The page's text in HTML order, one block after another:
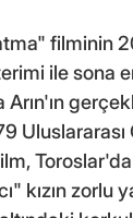
filminin
ile sona
Uluslararası
kızın zorlu